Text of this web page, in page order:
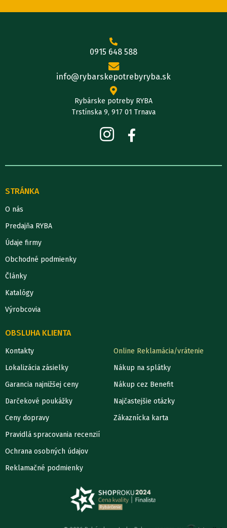
0915 648 588
info@rybarskepotrebyryba.sk
Rybárske potreby RYBA
Trstínska 9, 917 01 Trnava
STRÁNKA
O nás
Predajňa RYBA
Údaje firmy
Obchodné podmienky
Články
Katalógy
Výrobcovia
OBSLUHA KLIENTA
Kontakty
Lokalizácia zásielky
Garancia najnižšej ceny
Darčekové poukážky
Ceny dopravy
Pravidlá spracovania recenzií
Ochrana osobných údajov
Reklamačné podmienky
Online Reklamácia/vrátenie
Nákup na splátky
Nákup cez Benefit
Najčastejšie otázky
Zákaznícka karta